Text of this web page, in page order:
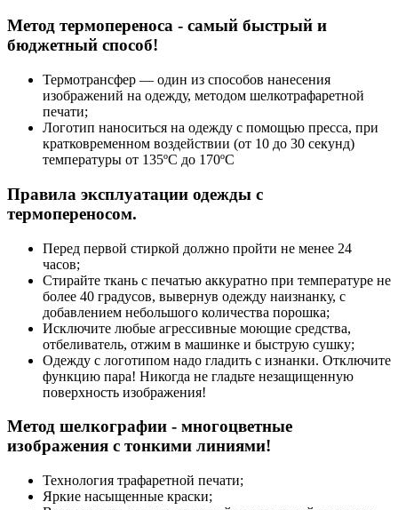
Метод термопереноса - самый быстрый и
бюджетный способ!
Термотрансфер — один из способов нанесения
изображений на одежду, методом шелкотрафаретной
печати;
Логотип наноситься на одежду с помощью пресса, при
кратковременном воздействии (от 10 до 30 секунд)
температуры от 135ºС до 170ºС
Правила эксплуатации одежды с
термопереносом.
Перед первой стиркой должно пройти не менее 24
часов;
Стирайте ткань с печатью аккуратно при температуре не
более 40 градусов, вывернув одежду наизнанку, с
добавлением небольшого количества порошка;
Исключите любые агрессивные моющие средства,
отбеливатель, отжим в машинке и быструю сушку;
Одежду с логотипом надо гладить с изнанки. Отключите
функцию пара! Никогда не гладьте незащищенную
поверхность изображения!
Метод шелкографии - многоцветные
изображения с тонкими линиями!
Технология трафаретной печати;
Яркие насыщенные краски;